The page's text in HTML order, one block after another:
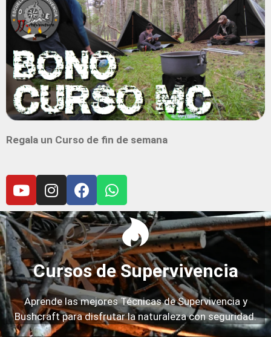
Regala un Curso de fin de semana
Cursos de Supervivencia
Aprende las mejores Técnicas de Supervivencia y
Bushcraft para disfrutar la naturaleza con seguridad.